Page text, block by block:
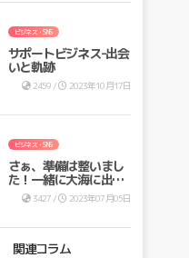
ビジネス・SNS
サポートビジネス-出会
いと軌跡
2459 / 2023年10月17日
ビジネス・SNS
さぁ、準備は整いまし
た！一緒に大海に出ま
せんか？
3427 / 2023年07月05日
関連コラム